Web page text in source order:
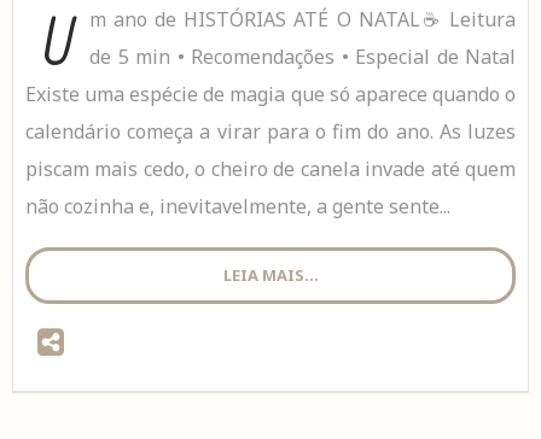
U
m ano de HISTÓRIAS ATÉ O NATAL☕ Leitura
de 5 min • Recomendações • Especial de Natal
Existe uma espécie de magia que só aparece quando o
calendário começa a virar para o fim do ano. As luzes
piscam mais cedo, o cheiro de canela invade até quem
não cozinha e, inevitavelmente, a gente sente...
LEIA MAIS...